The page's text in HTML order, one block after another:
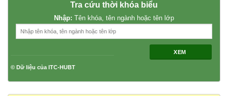
Tra cứu thời khóa biểu
Nhập: Tên khóa, tên ngành hoặc tên lớp
XEM
© Dữ liệu của ITC-HUBT